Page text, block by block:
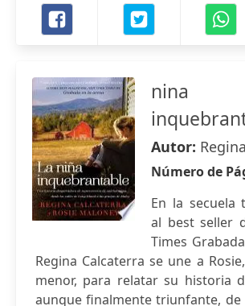
nina
Autor:
Número de
En la secuela
al best seller
Times
Regina Calcaterra se une a
menor, para relatar su historia
aunque finalmente triunfante, de